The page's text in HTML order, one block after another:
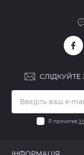
Я прочитав